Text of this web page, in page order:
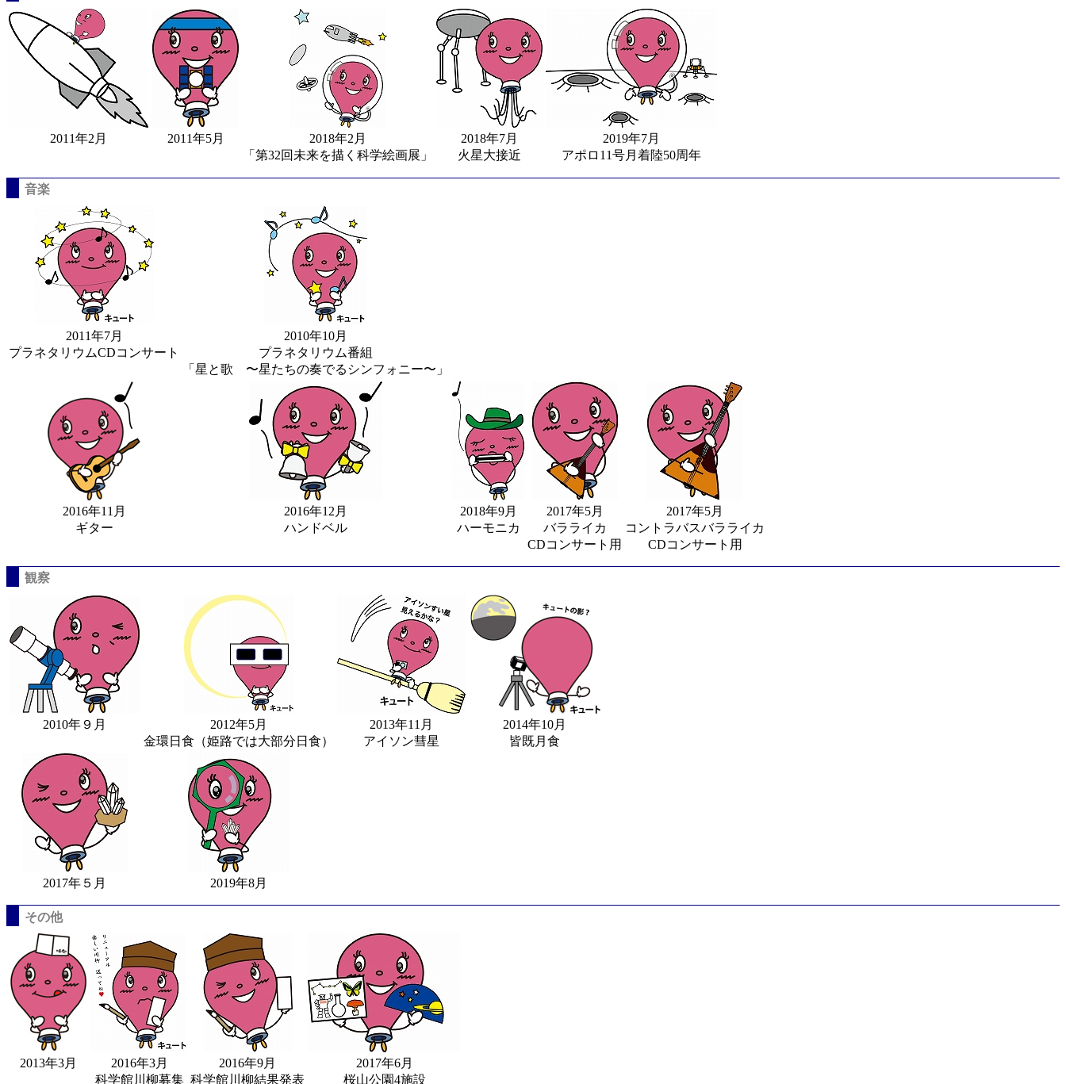
2011年2月 2011年5月
2018年2月
「第32回未来を描く科学絵画展」
2018年7月
火星大接近
2019年7月
アポロ11号月着陸50周年
音楽
2011年7月
プラネタリウムCDコンサート
2010年10月
プラネタリウム番組
「星と歌 〜星たちの奏でるシンフォニー〜」
2016年11月
ギター
2016年12月
ハンドベル
2018年9月
ハーモニカ
2017年5月
バラライカ
CDコンサート用
2017年5月
コントラバスバラライカ
CDコンサート用
観察
2010年９月
2012年5月
金環日食（姫路では大部分日食）
2013年11月
アイソン彗星
2014年10月
皆既月食
2017年５月 2019年8月
その他
2013年3月
2016年3月
科学館川柳募集
2016年9月
科学館川柳結果発表
2017年6月
桜山公園4施設